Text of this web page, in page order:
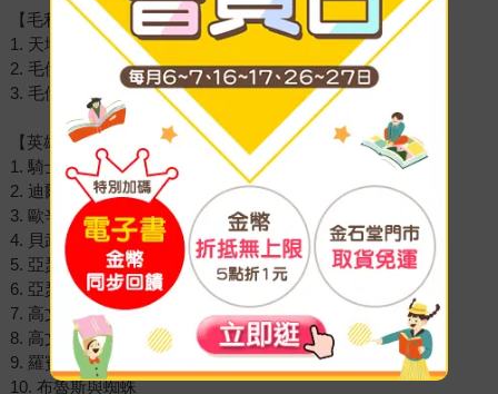
【毛利神話】
1. 天地分離
2. 毛伊的大魚
3. 毛伊馴服太陽的故事
【英雄與傳奇故事】
1. 騎士的故事
2. 迪爾姆德的背叛
3. 歐辛與青春之國
4. 貝武夫
5. 亞瑟王傳奇故事
6. 亞瑟王與半身人
7. 高文爵士與瑞格蕾爾小姐的婚禮
8. 高文爵士與綠騎士
9. 羅賓漢與金箭
10. 布魯斯與蜘蛛